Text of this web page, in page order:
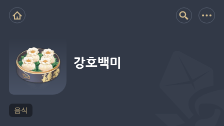
강호백미
음식